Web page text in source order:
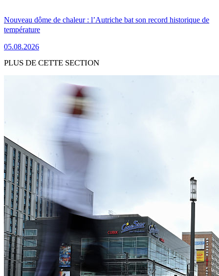
Nouveau dôme de chaleur : l’Autriche bat son record historique de
température
05.08.2026
PLUS DE CETTE SECTION